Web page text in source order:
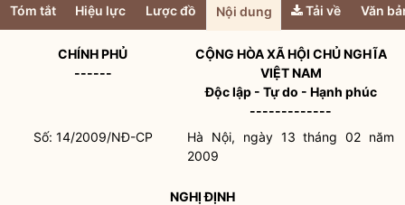
Tóm tắt Hiệu lực Lược đồ Nội dung Tải về Văn
CHÍNH PHỦ
------
CỘNG HÒA XÃ HỘI CHỦ NGHĨA
VIỆT NAM
Độc lập - Tự do - Hạnh phúc
-------------
Số: 14/2009/NĐ-CP
Hà Nội, ngày 13 tháng 02 năm
2009
NGHỊ ĐỊNH